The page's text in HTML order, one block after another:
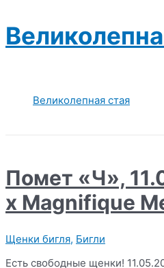
к
содержимому
Великолепная стая
Помет «Ч»,
x Magnifique
Щенки бигля, Бигли
Есть свободные щенки!